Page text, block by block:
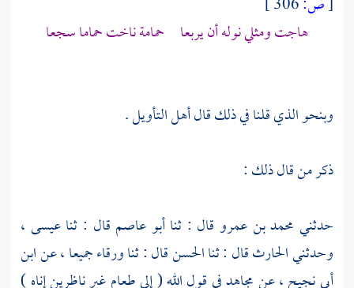
هاجت ومثلي نوله أن يربعا حمامة ناخت حماما سجعا
وبنحو الذي قلنا في ذلك قال أهل التأويل .
ذكر من قال ذلك :
حدثني محمد بن عمرو قال : ثناأبو عاصم قال : ثناعيسى ،
وحدثنيالحارثقال : ثناالحسنقال : ثناورقاءجميعا ، عنابن
أبي نجيح ،عنمجاهدفي قول الله ( إلى طعام غير ناظرين إناه )